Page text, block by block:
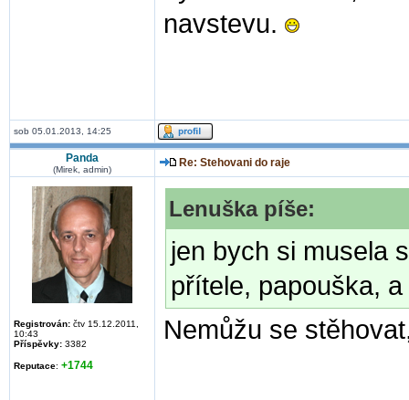
navstevu.
sob 05.01.2013, 14:25
Panda
(Mirek, admin)
Re: Stehovani do raje
Registrován: čtv 15.12.2011,
10:43
Příspěvky: 3382
Reputace: +1744
Lenuška píše:
jen bych si musela
přítele, papouška,
Nemůžu se